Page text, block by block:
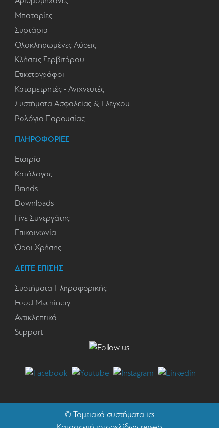
Μπαταρίες
Συρτάρια
Ολοκληρωμένες Λύσεις
Κλήσεις Σερβιτόρου
Ετικετογράφοι
Καταμετρητές - Ανιχνευτές
Συστήματα Ασφαλείας & Ελέγχου
Ρολόγια Παρουσίας
ΠΛΗΡΟΦΟΡΙΕΣ
Εταιρία
Κατάλογος
Brands
Downloads
Γίνε Συνεργάτης
Επικοινωνία
Όροι Χρήσης
ΔΕΙΤΕ ΕΠΙΣΗΣ
Συστήματα Πληροφορικής
Food Machinery
Αντικλεπτικά
Support
© Ταμειακά συστήματα ics